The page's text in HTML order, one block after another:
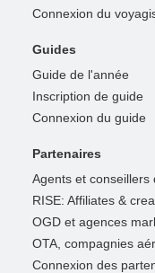
Connexion du
Guides
Guide de l'année
Inscription de guide
Connexion du guide
Partenaires
Agents et conseillers
RISE: Affiliates &
OGD et agences
OTA, compagnies
Connexion des